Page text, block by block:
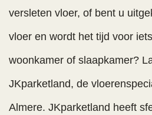
versleten vloer, of bent u
vloer en wordt het tijd voor
woonkamer of slaapkamer?
JKparketland, de
Almere. JKparketland heeft